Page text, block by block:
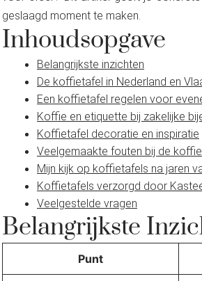
geslaagd moment te maken.
Inhoudsopgave
Belangrijkste inzichten
De koffietafel in Nederland en
Een koffietafel regelen voor
Koffie en etiquette bij zakelijke
Koffietafel decoratie en inspiratie
Veelgemaakte fouten bij de
Mijn kijk op koffietafels na jaren
Koffietafels verzorgd door
Veelgestelde vragen
Belangrijkste
Punt